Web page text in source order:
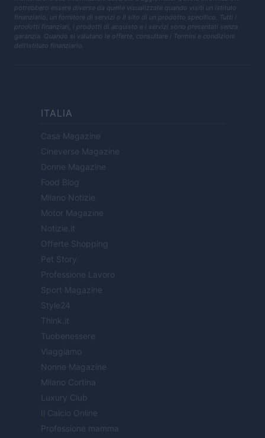
potrebbero essere diverse da quelle visualizzate quando visiti un istituto
finanziario, un fornitore di servizi o il sito di un prodotto specifico. Tutti i
prodotti finanziari, i prodotti di acquisto e i servizi sono presentati senza
garanzia. Quando si valutano le offerte, consultare i Termini e condizioni
dell'istituto finanziario.
ITALIA
Casa Magazine
Cineverse Magazine
Donne Magazine
Food Blog
Milano Notizie
Motor Magazine
Notizie.it
Offerte Shopping
Pet Story
Professione Lavoro
Sport Magazine
Style24
Think.it
Tuobenessere
Viaggiamo
Nonne Magazine
Milano Cortina
Luxury Club
Il Calcio Online
Professione mamma